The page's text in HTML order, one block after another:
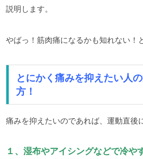
説明します。
やばっ！筋肉痛になるかも知れない！
とにかく痛みを抑えたい人
方！
痛みを抑えたいのであれば、運動直後
１、湿布やアイシングなどで冷や